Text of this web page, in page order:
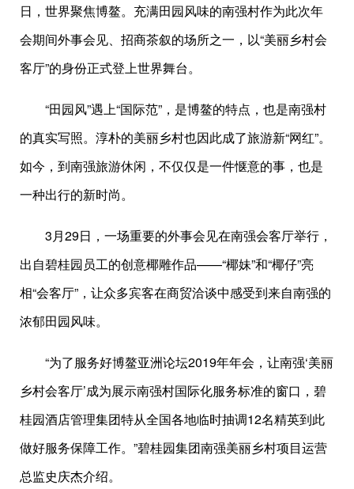
日，世界聚焦博鳌。充满田园风味的南强村作为此次年
会期间外事会见、招商茶叙的场所之一，以“美丽乡村会
客厅”的身份正式登上世界舞台。
“田园风”遇上“国际范”，是博鳌的特点，也是南强村
的真实写照。淳朴的美丽乡村也因此成了旅游新“网红”。
如今，到南强旅游休闲，不仅仅是一件惬意的事，也是
一种出行的新时尚。
3月29日，一场重要的外事会见在南强会客厅举行，
出自碧桂园员工的创意椰雕作品——“椰妹”和“椰仔”亮
相“会客厅”，让众多宾客在商贸洽谈中感受到来自南强的
浓郁田园风味。
“为了服务好博鳌亚洲论坛2019年年会，让南强‘美丽
乡村会客厅’成为展示南强村国际化服务标准的窗口，碧
桂园酒店管理集团特从全国各地临时抽调12名精英到此
做好服务保障工作。”碧桂园集团南强美丽乡村项目运营
总监史庆杰介绍。